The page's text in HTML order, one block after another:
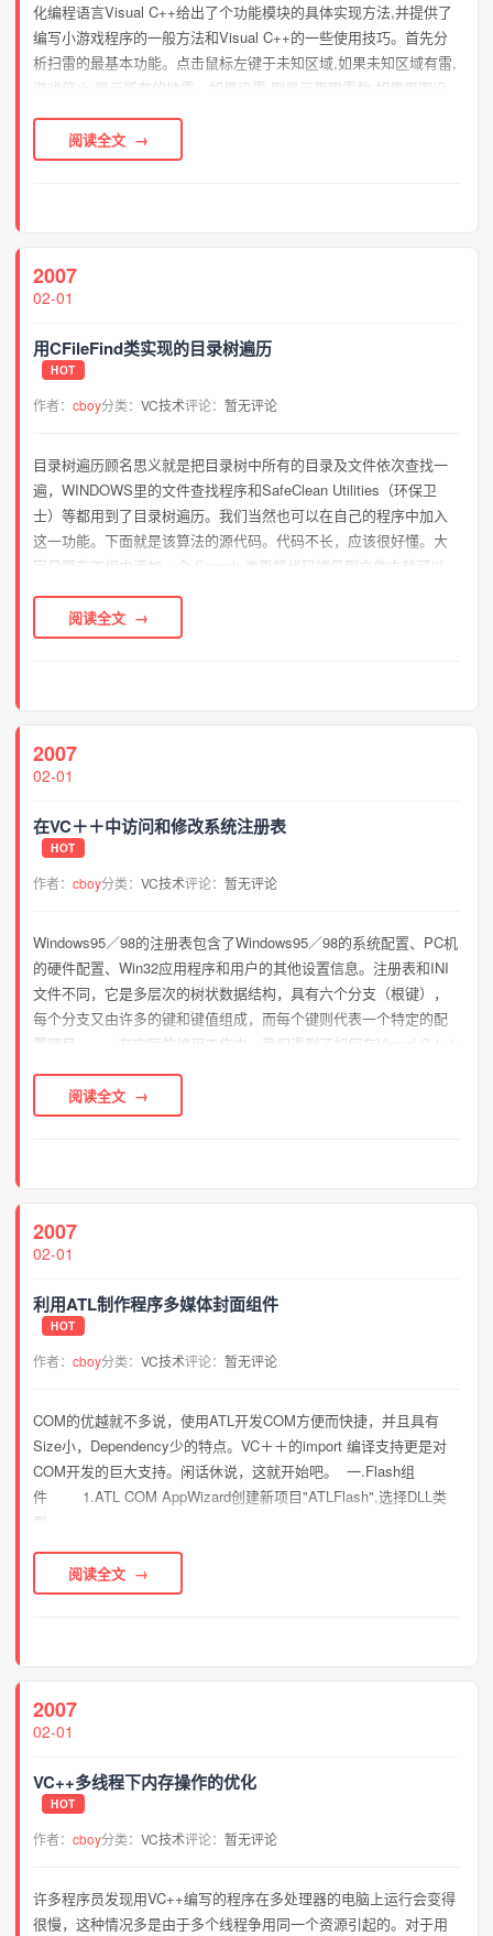
化编程语言Visual C++给出了个功能模块的具体实现方法,并提供了
编写小游戏程序的一般方法和Visual C++的一些使用技巧。首先分
析扫雷的最基本功能。点击鼠标左键于未知区域,如果未知区域有雷,
游戏停止,显示所有的地雷。如果没雷,则显示周围雷数,如果周围没
雷,则再查看周围八个区域是否有雷直到有雷为止并显示,这其实是一
个递归过程...
阅读全文
2007
02-01
用CFileFind类实现的目录树遍历
HOT
作者：cboy分类：VC技术评论：暂无评论
目录树遍历顾名思义就是把目录树中所有的目录及文件依次查找一
遍，WINDOWS里的文件查找程序和SafeClean Utilities（环保卫
士）等都用到了目录树遍历。我们当然也可以在自己的程序中加入
这一功能。下面就是该算法的源代码。代码不长，应该很好懂。大
家只要在工程中添加一个 Search 类再将代码拷贝到文件中就可以
了。调用时用如下代码： Search find("c:\", "*.exe")...
阅读全文
2007
02-01
在VC＋＋中访问和修改系统注册表
HOT
作者：cboy分类：VC技术评论：暂无评论
Windows95／98的注册表包含了Windows95／98的系统配置、PC机
的硬件配置、Win32应用程序和用户的其他设置信息。注册表和INI
文件不同，它是多层次的树状数据结构，具有六个分支（根键），
每个分支又由许多的键和键值组成，而每个键则代表一个特定的配
置项目。 在实际的编程工作中，我们遇到了如何在Visual C＋＋
中对Windows95／98注册表整个树状结构信息进行访问和修改的问
阅读全文
2007
02-01
利用ATL制作程序多媒体封面组件
HOT
作者：cboy分类：VC技术评论：暂无评论
COM的优越就不多说，使用ATL开发COM方便而快捷，并且具有
Size小，Dependency少的特点。VC＋＋的import 编译支持更是对
COM开发的巨大支持。闲话休说，这就开始吧。 一.Flash组
件 1.ATL COM AppWizard创建新项目"ATLFlash",选择DLL类
型。 ...
阅读全文
2007
02-01
VC++多线程下内存操作的优化
HOT
作者：cboy分类：VC技术评论：暂无评论
许多程序员发现用VC++编写的程序在多处理器的电脑上运行会变得
很慢，这种情况多是由于多个线程争用同一个资源引起的。对于用